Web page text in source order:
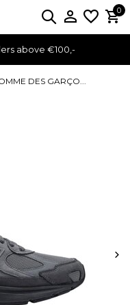
0
above €100,-
DES GARÇO...